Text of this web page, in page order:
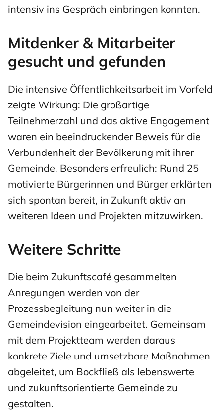
intensiv ins Gespräch einbringen konnten.
Mitdenker & Mitarbeiter
gesucht und gefunden
Die intensive Öffentlichkeitsarbeit im Vorfeld
zeigte Wirkung: Die großartige
Teilnehmerzahl und das aktive Engagement
waren ein beeindruckender Beweis für die
Verbundenheit der Bevölkerung mit ihrer
Gemeinde. Besonders erfreulich: Rund 25
motivierte Bürgerinnen und Bürger erklärten
sich spontan bereit, in Zukunft aktiv an
weiteren Ideen und Projekten mitzuwirken.
Weitere Schritte
Die beim Zukunftscafé gesammelten
Anregungen werden von der
Prozessbegleitung nun weiter in die
Gemeindevision eingearbeitet. Gemeinsam
mit dem Projektteam werden daraus
konkrete Ziele und umsetzbare Maßnahmen
abgeleitet, um Bockfließ als lebenswerte
und zukunftsorientierte Gemeinde zu
gestalten.